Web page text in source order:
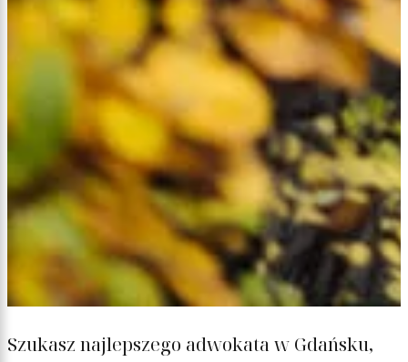
Szukasz najlepszego adwokata w Gdańsku,